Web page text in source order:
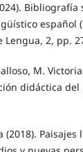
Bibliografía
español
Lengua, 2, pp.
M.
didáctica
(2018).